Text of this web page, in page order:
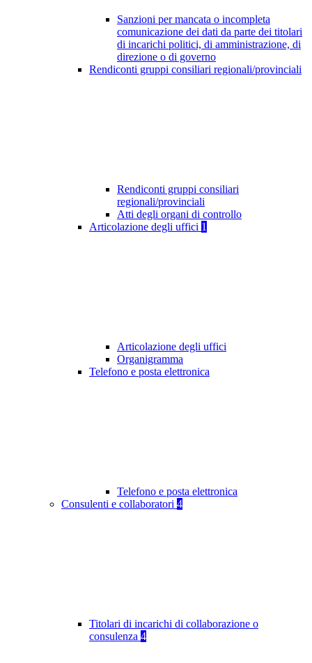
Sanzioni per mancata o incompleta
comunicazione dei dati da parte dei titolari
di incarichi politici, di amministrazione, di
direzione o di governo
Rendiconti gruppi consiliari regionali/provinciali
Rendiconti gruppi consiliari
regionali/provinciali
Atti degli organi di controllo
Articolazione degli uffici 1
Articolazione degli uffici
Organigramma
Telefono e posta elettronica
Telefono e posta elettronica
Consulenti e collaboratori 4
Titolari di incarichi di collaborazione o
consulenza 4